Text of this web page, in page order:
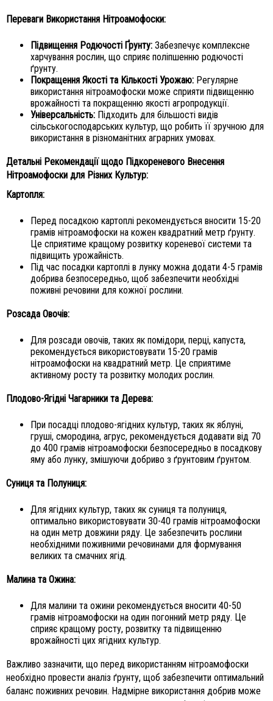
Переваги Використання Нітроамофоски:
Підвищення Родючості Ґрунту: Забезпечує комплексне
харчування рослин, що сприяє поліпшенню родючості
ґрунту.
Покращення Якості та Кількості Урожаю: Регулярне
використання нітроамофоски може сприяти підвищенню
врожайності та покращенню якості агропродукції.
Універсальність: Підходить для більшості видів
сільськогосподарських культур, що робить її зручною для
використання в різноманітних аграрних умовах.
Детальні Рекомендації щодо Підкореневого Внесення
Нітроамофоски для Різних Культур:
Картопля:
Перед посадкою картоплі рекомендується вносити 15-20
грамів нітроамофоски на кожен квадратний метр ґрунту.
Це сприятиме кращому розвитку кореневої системи та
підвищить урожайність.
Під час посадки картоплі в лунку можна додати 4-5 грамів
добрива безпосередньо, щоб забезпечити необхідні
поживні речовини для кожної рослини.
Розсада Овочів:
Для розсади овочів, таких як помідори, перці, капуста,
рекомендується використовувати 15-20 грамів
нітроамофоски на квадратний метр. Це сприятиме
активному росту та розвитку молодих рослин.
Плодово-Ягідні Чагарники та Дерева:
При посадці плодово-ягідних культур, таких як яблуні,
груші, смородина, агрус, рекомендується додавати від 70
до 400 грамів нітроамофоски безпосередньо в посадкову
яму або лунку, змішуючи добриво з ґрунтовим ґрунтом.
Суниця та Полуниця:
Для ягідних культур, таких як суниця та полуниця,
оптимально використовувати 30-40 грамів нітроамофоски
на один метр довжини ряду. Це забезпечить рослини
необхідними поживними речовинами для формування
великих та смачних ягід.
Малина та Ожина:
Для малини та ожини рекомендується вносити 40-50
грамів нітроамофоски на один погонний метр ряду. Це
сприяє кращому росту, розвитку та підвищенню
врожайності цих ягідних культур.
Важливо зазначити, що перед використанням нітроамофоски
необхідно провести аналіз ґрунту, щоб забезпечити оптимальний
баланс поживних речовин. Надмірне використання добрив може